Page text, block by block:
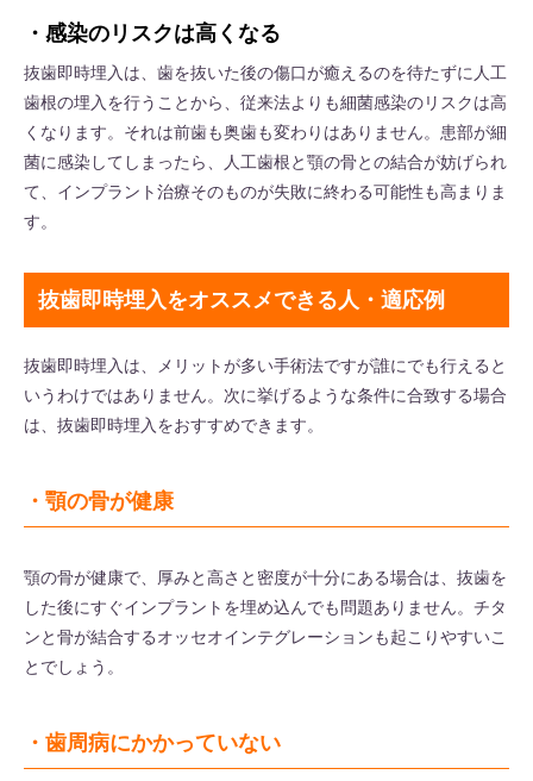
・感染のリスクは高くなる
抜歯即時埋入は、歯を抜いた後の傷口が癒えるのを待たずに人工
歯根の埋入を行うことから、従来法よりも細菌感染のリスクは高
くなります。それは前歯も奥歯も変わりはありません。患部が細
菌に感染してしまったら、人工歯根と顎の骨との結合が妨げられ
て、インプラント治療そのものが失敗に終わる可能性も高まりま
す。
抜歯即時埋入をオススメできる人・適応例
抜歯即時埋入は、メリットが多い手術法ですが誰にでも行えると
いうわけではありません。次に挙げるような条件に合致する場合
は、抜歯即時埋入をおすすめできます。
・顎の骨が健康
顎の骨が健康で、厚みと高さと密度が十分にある場合は、抜歯を
した後にすぐインプラントを埋め込んでも問題ありません。チタ
ンと骨が結合するオッセオインテグレーションも起こりやすいこ
とでしょう。
・歯周病にかかっていない